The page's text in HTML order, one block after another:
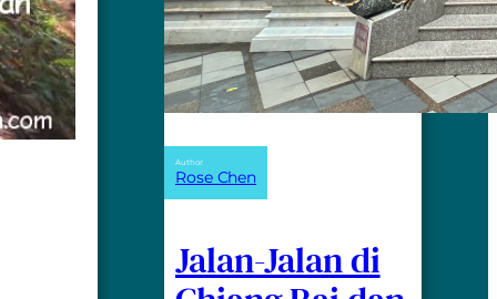
Author:
Rose Chen
Jalan-Jalan di